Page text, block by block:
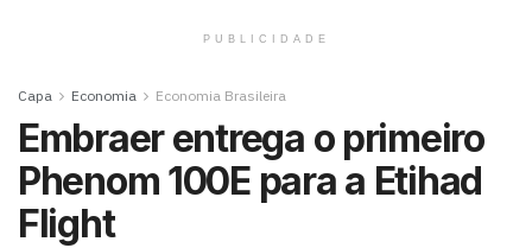
PUBLICIDADE
Capa Economia Economia Brasileira
Embraer entrega o primeiro
Phenom 100E para a Etihad
Flight